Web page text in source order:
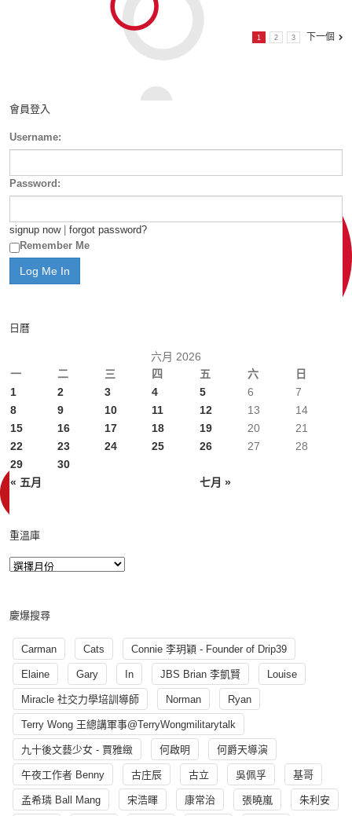
1 2 3 下一個
會員登入
Username:
Password:
signup now| forgot password?
Remember Me
日曆
六月 2026
一
二 三 四 五 六 日
« 五月 七月 »
1 2 3 4 5 6
7
8
9 10 11 12 13
14
15
16 17 18 19 20
21
22
23 24 25 26 27
28
29
30
重溫庫
慶爆搜尋
Carman Cats Connie 李玥穎 - Founder of Drip39
Elaine Gary In JBS Brian 李凱賢 Louise
Miracle 社交力學培訓導師 Norman Ryan
Terry Wong 王總講軍事@TerryWongmilitarytalk
九十後文藝少女 - 賈雅緻 何啟明 何爵天導演
午夜工作者 Benny 古庄辰 古立 吳佩孚 基哥
孟希璘 Ball Mang 宋浩暉 康常治 張曉嵐 朱利安